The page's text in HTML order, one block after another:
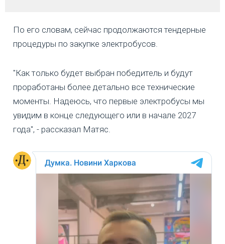
По его словам, сейчас продолжаются тендерные
процедуры по закупке электробусов.
"Как только будет выбран победитель и будут
проработаны более детально все технические
моменты. Надеюсь, что первые электробусы мы
увидим в конце следующего или в начале 2027
года", - рассказал Матяс.